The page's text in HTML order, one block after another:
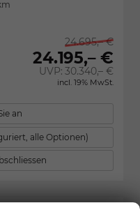
24.695,– €
24.195,– €
UVP:30.340,– €
incl. 19% MwSt.
an
alle Optionen)